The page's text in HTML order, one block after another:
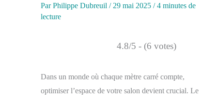
ParPhilippe Dubreuil / 29 mai 2025 /4 minutes de
lecture
4.8/5 - (6 votes)
Dans un monde où chaque mètre carré compte,
optimiser l’espace de votre salon devient crucial. Le